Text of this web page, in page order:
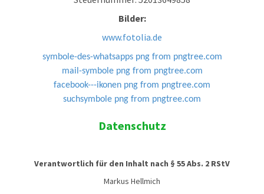
Bilder:
www.fotolia.de
symbole-des-whatsapps png from pngtree.com
mail-symbole png from pngtree.com
facebook---ikonen png from pngtree.com
suchsymbole png from pngtree.com
Datenschutz
Verantwortlich für den Inhalt nach § 55 Abs. 2 RStV
Markus Hellmich